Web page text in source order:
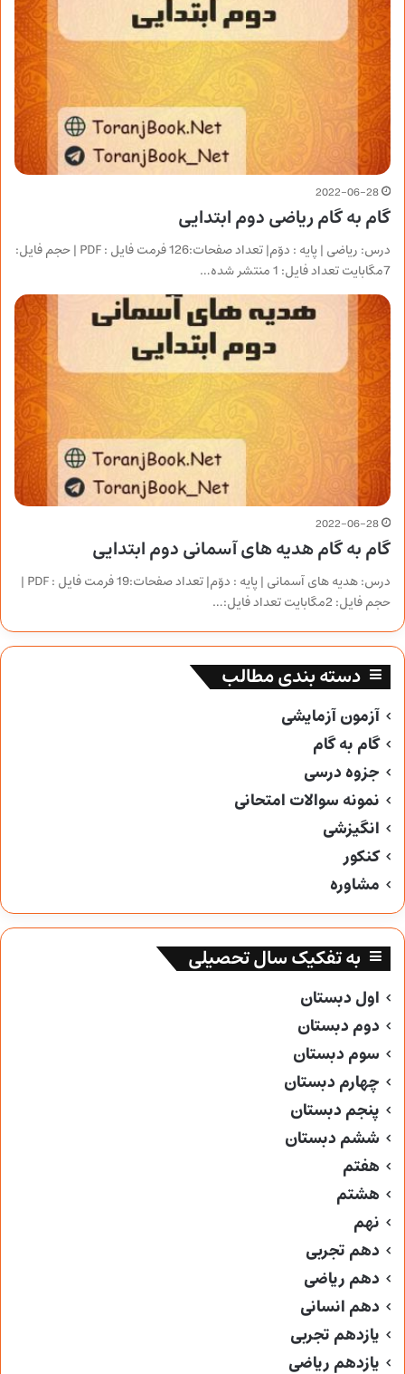
2022-06-28
گام به گام ریاضی دوم ابتدایی
درس: ریاضی | پایه : دوّم| تعداد صفحات:126 فرمت فایل : PDF | حجم فایل:
7مگابایت تعداد فایل: 1 منتشر شده…
2022-06-28
گام به گام هدیه های آسمانی دوم ابتدایی
درس: هدیه های آسمانی | پایه : دوّم| تعداد صفحات:19 فرمت فایل : PDF |
حجم فایل: 2مگابایت تعداد فایل:…
دسته بندی مطالب
آزمون آزمایشی
گام به گام
جزوه درسی
نمونه سوالات امتحانی
انگیزشی
کنکور
مشاوره
به تفکیک سال تحصیلی
اول دبستان
دوم دبستان
سوم دبستان
چهارم دبستان
پنجم دبستان
ششم دبستان
هفتم
هشتم
نهم
دهم تجربی
دهم ریاضی
دهم انسانی
یازدهم تجربی
یازدهم ریاضی